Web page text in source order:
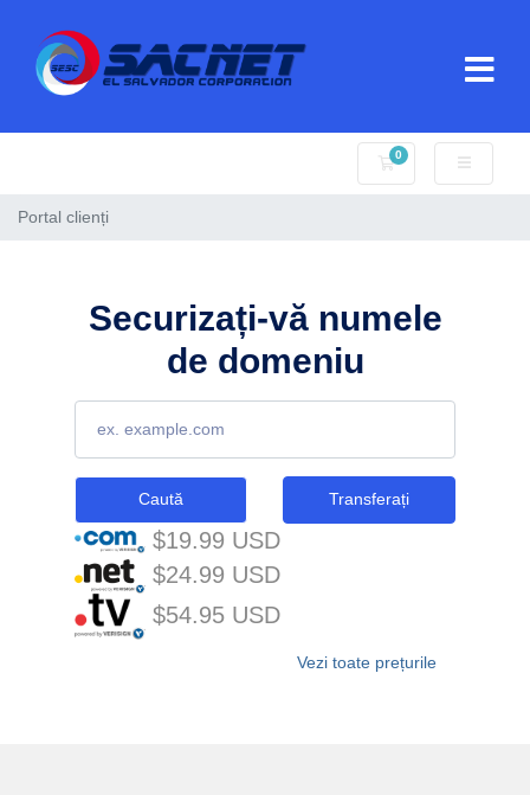
0
Coș de cumpărături
Portal clienți
Securizați-vă numele
de domeniu
Caută Transferați
$19.99 USD
$24.99 USD
$54.95 USD
Vezi toate prețurile